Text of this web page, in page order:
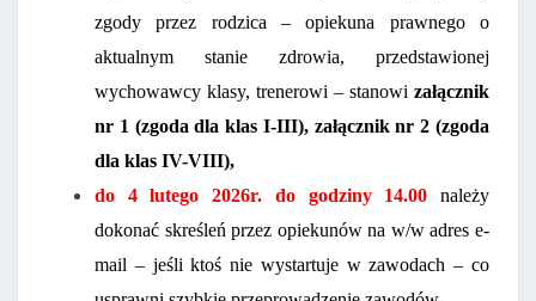
zgody przez rodzica – opiekuna prawnego o
aktualnym stanie zdrowia, przedstawionej
wychowawcy klasy, trenerowi – stanowi załącznik
nr 1 (zgoda dla klas I-III), załącznik nr 2 (zgoda
dla klas IV-VIII),
do 4 lutego 2026r. do godziny 14.00
należy
dokonać skreśleń przez opiekunów na w/w adres e-
mail – jeśli ktoś nie wystartuje w zawodach – co